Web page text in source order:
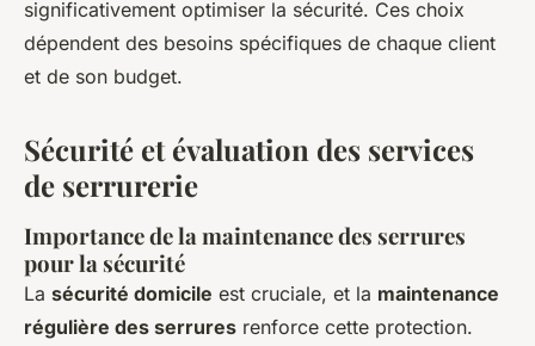
significativement optimiser la sécurité. Ces choix
dépendent des besoins spécifiques de chaque client
et de son budget.
Sécurité et évaluation des services
de serrurerie
Importance de la maintenance des serrures
pour la sécurité
La sécurité domicile est cruciale, et la maintenance
régulière des serrures renforce cette protection.